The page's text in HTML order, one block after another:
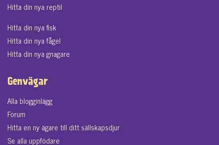
Hitta din nya reptil
Hitta din nya fisk
Hitta din nya fågel
Hitta din nya gnagare
Genvägar
Alla blogginlägg
Forum
Hitta en ny ägare till ditt sällskapsdjur
Se alla uppfödare